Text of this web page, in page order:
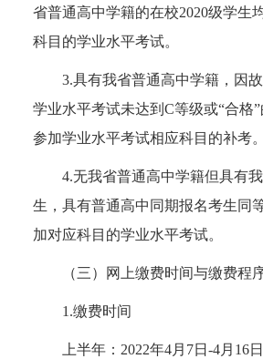
省普通高中学籍的在校2020级学生
科目的学业水平考试。
3.具有我省普通高中学籍，因
学业水平考试未达到C等级或“合格
参加学业水平考试相应科目的补考。
4.无我省普通高中学籍但具有
生，具有普通高中同期报名考生同
加对应科目的学业水平考试。
（三）网上缴费时间与缴费程
1.缴费时间
上半年：2022年4月7日-4月16日